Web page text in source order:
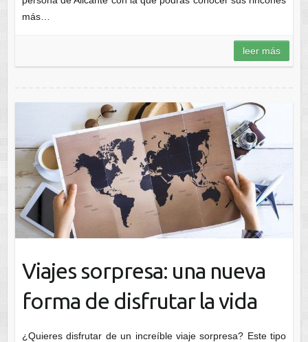
más…
leer más
Viajes sorpresa: una nueva
forma de disfrutar la vida
¿Quieres disfrutar de un increíble viaje sorpresa? Este tipo